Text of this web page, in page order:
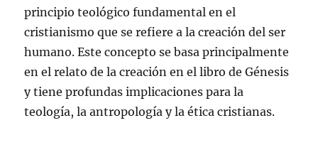
principio teológico fundamental en el
cristianismo que se refiere a la creación del ser
humano. Este concepto se basa principalmente
en el relato de la creación en el libro de Génesis
y tiene profundas implicaciones para la
teología, la antropología y la ética cristianas.